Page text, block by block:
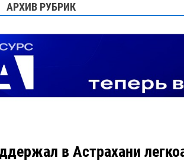
АРХИВ РУБРИК
в Астрахани